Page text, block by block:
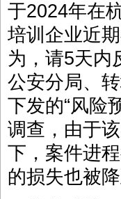
于2024年在
培训企业近
为，请5天内
公安分局、
下发的“风险
调查，由于
下，案件进
的损失也被降